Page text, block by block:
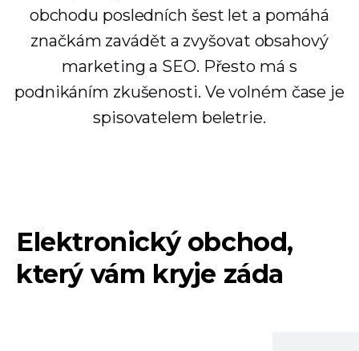
obchodu posledních šest let a pomáhá
značkám zavádět a zvyšovat obsahový
marketing a SEO. Přesto má s
podnikáním zkušenosti. Ve volném čase je
spisovatelem beletrie.
Elektronický obchod,
který vám kryje záda